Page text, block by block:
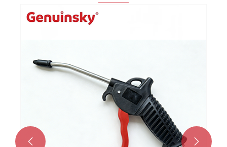
 